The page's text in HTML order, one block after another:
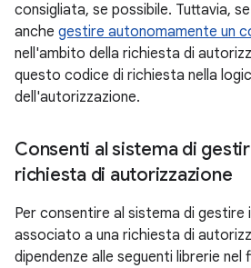
consigliata, se possibile. Tuttavia,
anche gestire autonomamente un
nell'ambito della richiesta di
questo codice di richiesta nella
dell'autorizzazione.
Consenti al sistema di
richiesta di autorizzazione
Per consentire al sistema di gestire
associato a una richiesta di
dipendenze alle seguenti librerie nel